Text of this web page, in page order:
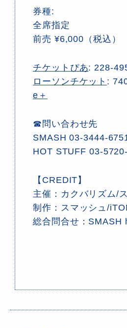
券種:
全席指定
前売 ¥6,000（税込）
チケットぴあ: 228-
ローソンチケット :
e＋
☎問い合わせ先
SMASH 03-3444-
HOT STUFF 03-
【CREDIT】
主催：カクバリズム/
制作：スマッシュ/
総合問合せ：